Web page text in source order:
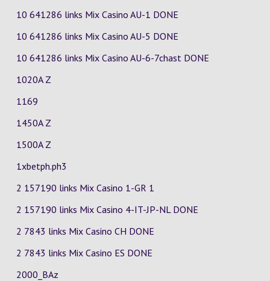
10 641286 links Mix Casino AU-1 DONE
10 641286 links Mix Casino AU-5 DONE
10 641286 links Mix Casino AU-6-7chast DONE
1020A Z
1169
1450A Z
1500A Z
1xbetph.ph3
2 157190 links Mix Casino 1-GR 1
2 157190 links Mix Casino 4-IT-JP-NL DONE
2 7843 links Mix Casino CH DONE
2 7843 links Mix Casino ES DONE
2000_BAz